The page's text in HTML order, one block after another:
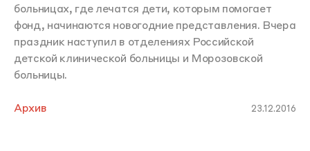
больницах, где лечатся дети, которым помогает
фонд, начинаются новогодние представления. Вчера
праздник наступил в отделениях Российской
детской клинической больницы и Морозовской
больницы.
Архив 23.12.2016